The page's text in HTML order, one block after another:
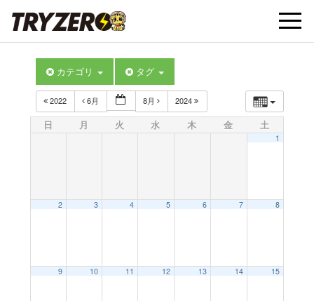
t
カテゴリ タグ
2022 6月 8月 2024
日 月 火 水 木 金 土
1
2 3 4 5 6 7 8
9 10 11 12 13 14 15